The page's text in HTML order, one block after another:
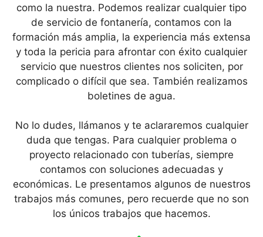
como la nuestra. Podemos realizar cualquier tipo
de servicio de fontanería, contamos con la
formación más amplia, la experiencia más extensa
y toda la pericia para afrontar con éxito cualquier
servicio que nuestros clientes nos soliciten, por
complicado o difícil que sea. También realizamos
boletines de agua.
No lo dudes, llámanos y te aclararemos cualquier
duda que tengas. Para cualquier problema o
proyecto relacionado con tuberías, siempre
contamos con soluciones adecuadas y
económicas. Le presentamos algunos de nuestros
trabajos más comunes, pero recuerde que no son
los únicos trabajos que hacemos.